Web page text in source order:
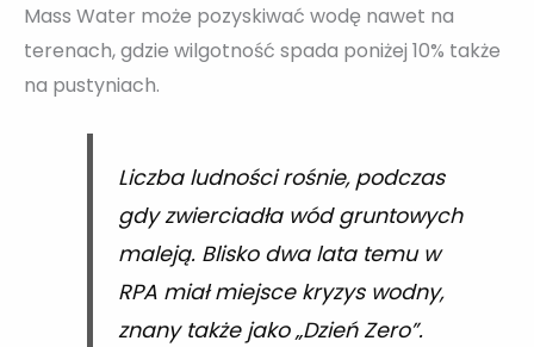
Mass Water może pozyskiwać wodę nawet na
terenach, gdzie wilgotność spada poniżej 10% także
na pustyniach.
Liczba ludności rośnie, podczas
gdy zwierciadła wód gruntowych
maleją. Blisko dwa lata temu w
RPA miał miejsce kryzys wodny,
znany także jako „Dzień Zero”.